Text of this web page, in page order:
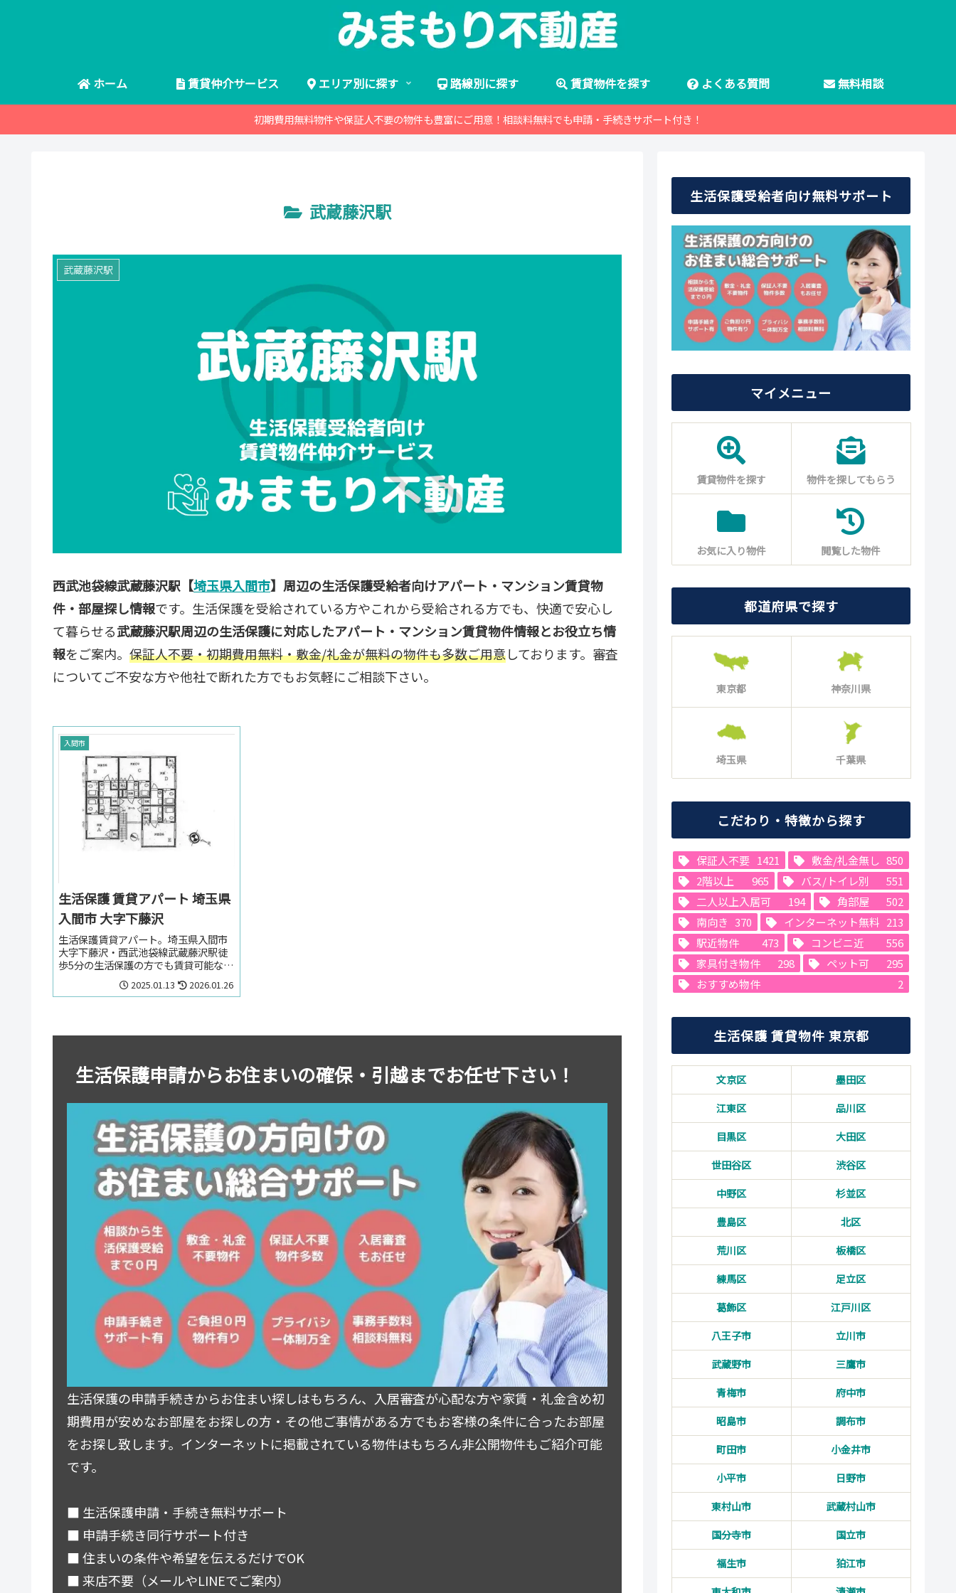
ホーム 賃貸仲介サービス エリア別に探す 路線別に探す 賃貸物件を探す よくある質問 無料相談
初期費用無料物件や保証人不要の物件も豊富にご用意！相談料無料でも申請・手続きサポート付き！
武蔵藤沢駅
武蔵藤沢駅
西武池袋線武蔵藤沢駅【埼玉県入間市】周辺の生活保護受給者向けアパート・マンション賃貸物
件・部屋探し情報です。生活保護を受給されている方やこれから受給される方でも、快適で安心し
て暮らせる武蔵藤沢駅周辺の生活保護に対応したアパート・マンション賃貸物件情報とお役立ち情
報をご案内。 保証人不要・初期費用無料・敷金/礼金が無料の物件も多数ご用意しております。審査
についてご不安な方や他社で断れた方でもお気軽にご相談下さい。
入間市
生活保護 賃貸アパート 埼玉県
入間市 大字下藤沢
生活保護賃貸アパート。埼玉県入間市
大字下藤沢・西武池袋線武蔵藤沢駅徒
歩5分の生活保護の方でも賃貸可能なア
パート。生活保護の方で埼玉県入間市
大字下藤沢・西武池袋線武蔵藤沢駅周
2025.01.13 2026.01.26
生活保護申請からお住まいの確保・引越までお任せ下さい！
生活保護の申請手続きからお住まい探しはもちろん、入居審査が心配な方や家賃・礼金含め初
期費用が安めなお部屋をお探しの方・その他ご事情がある方でもお客様の条件に合ったお部屋
をお探し致します。インターネットに掲載されている物件はもちろん非公開物件もご紹介可能
です。
■ 生活保護申請・手続き無料サポート
■ 申請手続き同行サポート付き
■ 住まいの条件や希望を伝えるだけでOK
■ 来店不要（メールやLINEでご案内）
生活保護受給者向け無料サポート
マイメニュー
賃貸物件を探す 物件を探してもらう
お気に入り物件 閲覧した物件
都道府県で探す
東京都 神奈川県
埼玉県 千葉県
こだわり・特徴から探す
保証人不要 1421 敷金/礼金無し 850
2階以上
965 バス/トイレ別
551
二人以上入居可
194 角部屋
502
南向き 370 インターネット無料 213
駅近物件
473 コンビニ近
556
家具付き物件
298 ペット可
295
おすすめ物件
2
生活保護 賃貸物件 東京都
文京区
墨田区
江東区
品川区
目黒区
大田区
世田谷区
渋谷区
中野区
杉並区
豊島区
北区
荒川区
板橋区
練馬区
足立区
葛飾区
江戸川区
八王子市
立川市
武蔵野市
三鷹市
青梅市
府中市
昭島市
調布市
町田市
小金井市
小平市
日野市
東村山市
武蔵村山市
国分寺市
国立市
福生市
狛江市